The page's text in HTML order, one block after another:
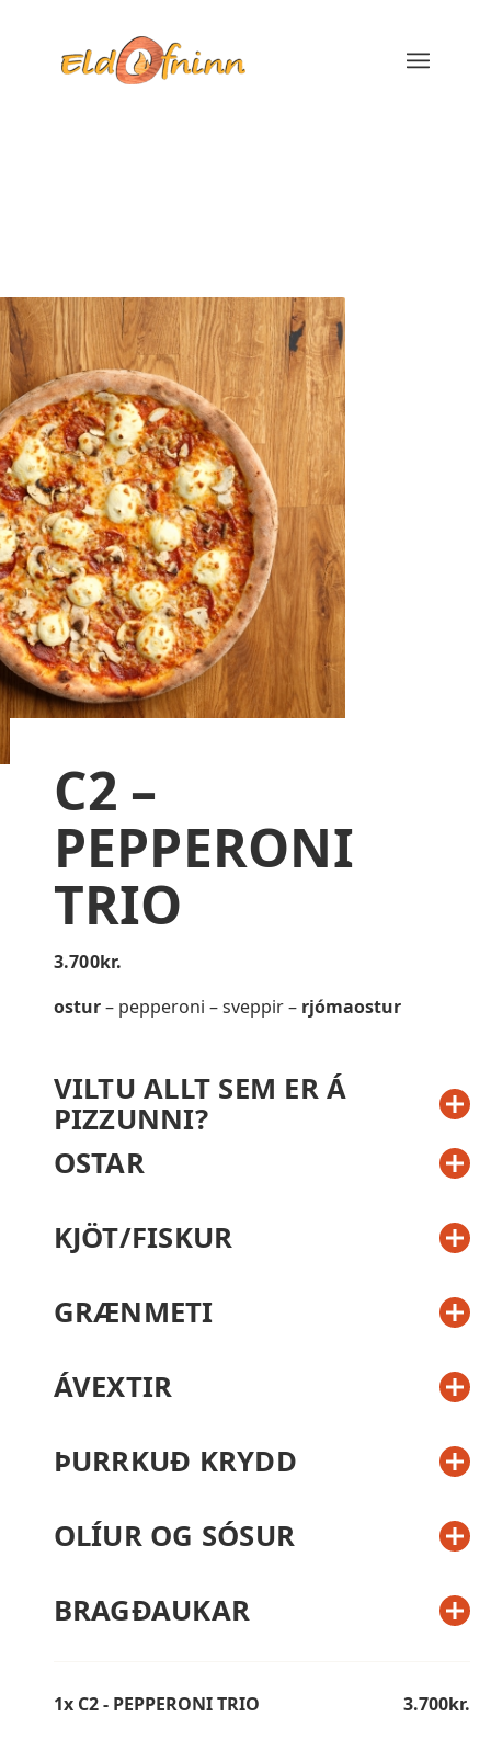
C2 –
PEPPERONI
TRIO
3.700kr.
ostur– pepperoni – sveppir – rjómaostur
VILTU ALLT SEM ER Á
PIZZUNNI?
OSTAR
KJÖT/FISKUR
GRÆNMETI
ÁVEXTIR
ÞURRKUÐ KRYDD
OLÍUR OG SÓSUR
BRAGÐAUKAR
1x C2 - PEPPERONI TRIO 3.700kr.